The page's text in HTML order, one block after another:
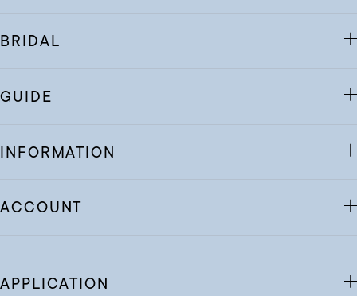
BRIDAL
GUIDE
INFORMATION
ACCOUNT
APPLICATION